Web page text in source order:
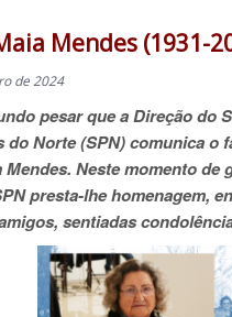
Mendes (1931-
de 2024
pesar que a Direção do
do Norte (SPN) comunica o
Mendes. Neste momento de
presta-lhe homenagem,
sentiadas